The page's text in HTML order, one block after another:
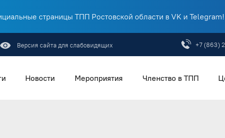
страницы ТПП Ростовской области в VK и
Версия сайта для слабовидящих +7 (863)
Новости Мероприятия Членство в ТПП